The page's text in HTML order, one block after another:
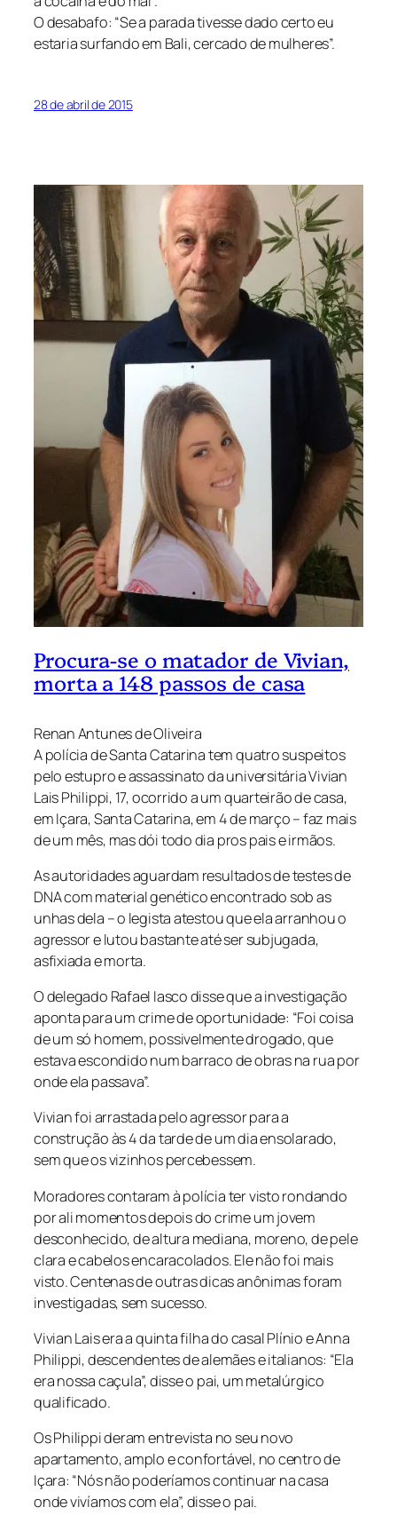
O desabafo: “Se a parada tivesse dado certo eu
estaria surfando em Bali, cercado de mulheres”.
28 de abril de 2015
Procura-se o matador de Vivian,
morta a 148 passos de casa
Renan Antunes de Oliveira
A polícia de Santa Catarina tem quatro suspeitos
pelo estupro e assassinato da universitária Vivian
Lais Philippi, 17, ocorrido a um quarteirão de casa,
em Içara, Santa Catarina, em 4 de março – faz mais
de um mês, mas dói todo dia pros pais e irmãos.
As autoridades aguardam resultados de testes de
DNA com material genético encontrado sob as
unhas dela – o legista atestou que ela arranhou o
agressor e lutou bastante até ser subjugada,
asfixiada e morta.
O delegado Rafael Iasco disse que a investigação
aponta para um crime de oportunidade: “Foi coisa
de um só homem, possivelmente drogado, que
estava escondido num barraco de obras na rua por
onde ela passava”.
Vivian foi arrastada pelo agressor para a
construção às 4 da tarde de um dia ensolarado,
sem que os vizinhos percebessem.
Moradores contaram à polícia ter visto rondando
por ali momentos depois do crime um jovem
desconhecido, de altura mediana, moreno, de pele
clara e cabelos encaracolados. Ele não foi mais
visto. Centenas de outras dicas anônimas foram
investigadas, sem sucesso.
Vivian Lais era a quinta filha do casal Plínio e Anna
Philippi, descendentes de alemães e italianos: “Ela
era nossa caçula”, disse o pai, um metalúrgico
qualificado.
Os Philippi deram entrevista no seu novo
apartamento, amplo e confortável, no centro de
Içara: “Nós não poderíamos continuar na casa
onde vivíamos com ela”, disse o pai.